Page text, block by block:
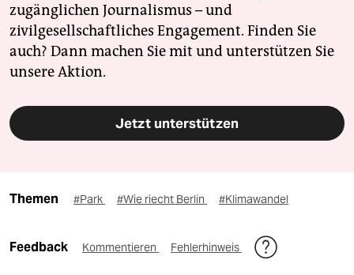
zugänglichen Journalismus – und
zivilgesellschaftliches Engagement. Finden Sie
auch? Dann machen Sie mit und unterstützen Sie
unsere Aktion.
Jetzt unterstützen
Themen #Park #Wie riecht Berlin #Klimawandel
Feedback Kommentieren Fehlerhinweis